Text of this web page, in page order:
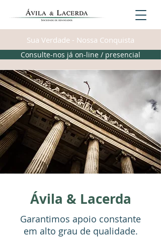
Sua Verdade - Nossa Conquista
Consulte-nos já on-line / presencial
Ávila & Lacerda
Garantimos apoio constante
em alto grau de qualidade.